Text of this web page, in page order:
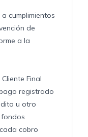
cumplimientos
de
a la
Final
registrado
u otro
cobro